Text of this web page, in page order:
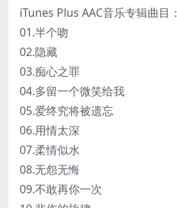
iTunes Plus AAC音乐专辑曲目：
01.半个吻
02.隐藏
03.痴心之罪
04.多留一个微笑给我
05.爱终究将被遗忘
06.用情太深
07.柔情似水
08.无怨无悔
09.不敢再你一次